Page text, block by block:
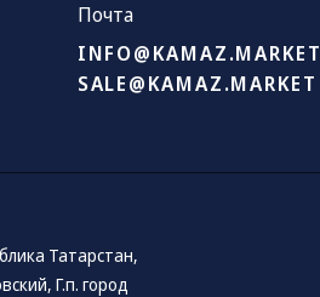
Почта
INFO@KAMAZ.MARKET
SALE@KAMAZ.MARKET
Татарстан,
Г.п. город